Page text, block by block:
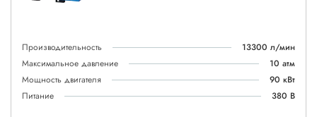
Производительность
13300 л/мин
Максимальное давление
10 атм
Мощность двигателя
90 кВт
Питание
380 В